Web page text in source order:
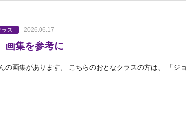
ラス 2026.06.17
集を参考に
の画集があります。 こちらのおとなクラスの方は、 「ジョ